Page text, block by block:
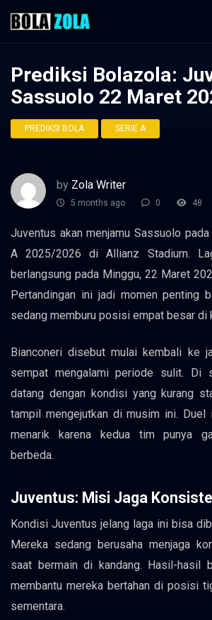
Prediksi Bolazola:
Sassuolo 22 Maret
PREDIKSI BOLA SERIE A
by Zola Writer
5 months ago 0 48
Juventus akan menjamu Sassuolo
A 2025/2026 di Allianz Stadium.
berlangsung pada Minggu, 22 Maret
Pertandingan ini jadi momen penting
sedang memburu posisi empat besar di
Bianconeri disebut mulai kembali ke
sempat mengalami periode sulit. Di
datang dengan kondisi yang kurang
tampil mengejutkan di musim ini.
menarik karena kedua tim punya
berbeda.
Juventus: Misi Jaga
Kondisi Juventus jelang laga ini bisa
Mereka sedang berusaha menjaga
saat bermain di kandang. Hasil-hasil
membantu mereka bertahan di posisi
sementara.